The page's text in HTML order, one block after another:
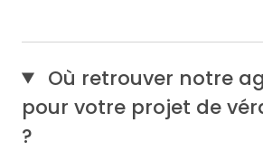
Où retrouver notre
pour votre projet de
?